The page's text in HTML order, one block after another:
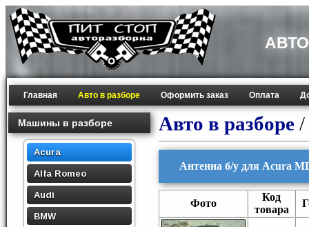
Главная Авто в разборе Оформить заказ Оплата
Машины в разборе
Acura
Alfa Romeo
Audi
BMW
Авто в разборе /
Антенна б/у для Acura
Фото
Код
товара